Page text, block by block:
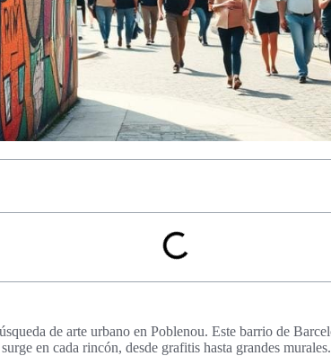
de arte urbano en Poblenou. Este barrio de
en cada rincón, desde grafitis hasta grandes murales.